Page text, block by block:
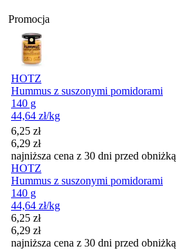
Promocja
HOTZ
Hummus z suszonymi pomidorami
140 g
44,64 zł/kg
Cena promocyjna
6,25 zł
6,29 zł
najniższa cena z 30 dni przed obniżką
HOTZ
Hummus z suszonymi pomidorami
140 g
44,64 zł/kg
Cena promocyjna
6,25 zł
6,29 zł
najniższa cena z 30 dni przed obniżką